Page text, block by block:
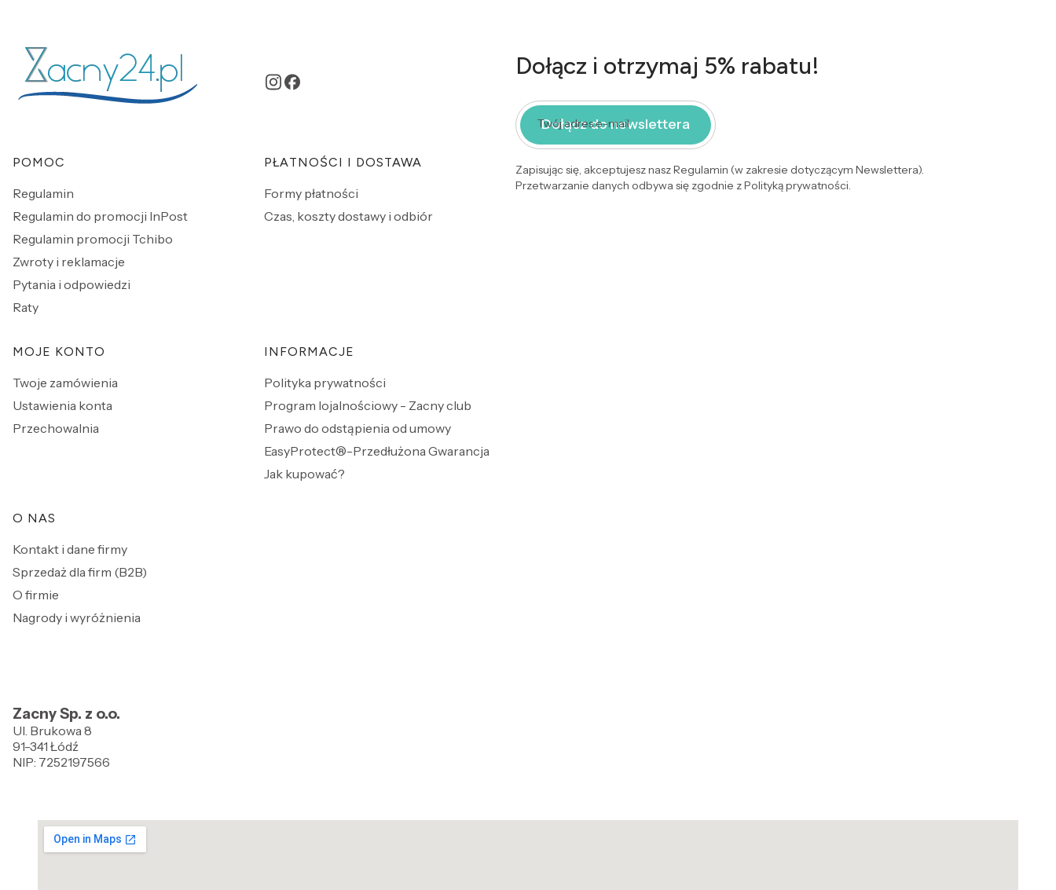
Linki w stopce
POMOC
Regulamin
Regulamin do promocji InPost
Regulamin promocji Tchibo
Zwroty i reklamacje
Pytania i odpowiedzi
Raty
PŁATNOŚCI I DOSTAWA
Formy płatności
Czas, koszty dostawy i odbiór
MOJE KONTO
Twoje zamówienia
Ustawienia konta
Przechowalnia
INFORMACJE
Polityka prywatności
Program lojalnościowy - Zacny club
Prawo do odstąpienia od umowy
EasyProtect®-Przedłużona Gwarancja
Jak kupować?
O NAS
Kontakt i dane firmy
Sprzedaż dla firm (B2B)
O firmie
Nagrody i wyróżnienia
Zacny Sp. z o.o.
Ul. Brukowa 8
91-341 Łódź
NIP: 7252197566
Dołącz i otrzymaj 5% rabatu!
Twój adres e-mail
Dołącz do newslettera
Zapisując się, akceptujesz nasz Regulamin (w zakresie dotyczącym Newslettera).
Przetwarzanie danych odbywa się zgodnie z Polityką prywatności.